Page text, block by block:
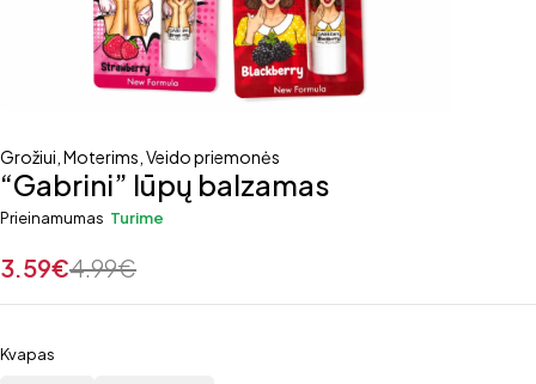
Grožiui Moterims Veido priemonės
“Gabrini” lūpų balzamas
Prieinamumas Turime
4.99€
3.59€
Kvapas